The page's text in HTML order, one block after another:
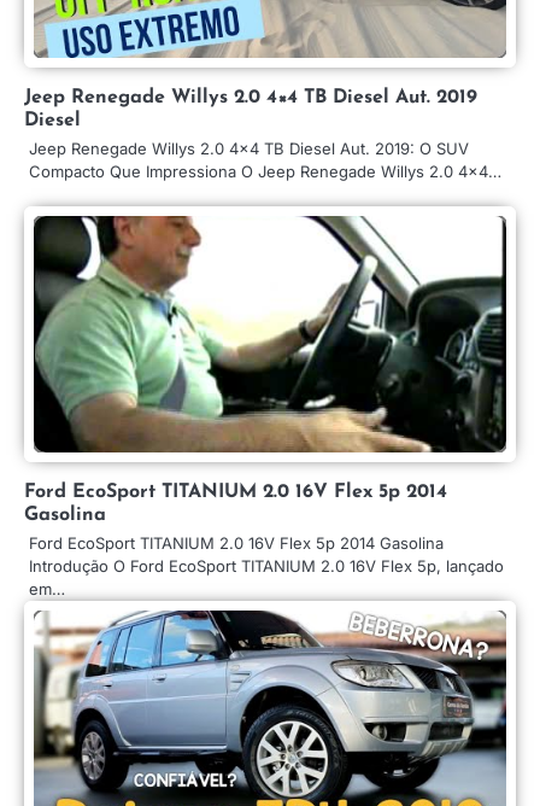
Jeep Renegade Willys 2.0 4×4 TB Diesel Aut. 2019
Diesel
Jeep Renegade Willys 2.0 4×4 TB Diesel Aut. 2019: O SUV
Compacto Que Impressiona O Jeep Renegade Willys 2.0 4×4…
Ford EcoSport TITANIUM 2.0 16V Flex 5p 2014
Gasolina
Ford EcoSport TITANIUM 2.0 16V Flex 5p 2014 Gasolina
Introdução O Ford EcoSport TITANIUM 2.0 16V Flex 5p, lançado
em…